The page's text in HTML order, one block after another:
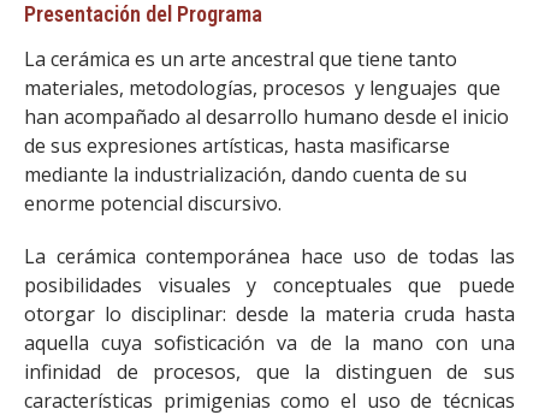
Presentación del Programa
La cerámica es un arte ancestral que tiene tanto
materiales, metodologías, procesos y lenguajes que
han acompañado al desarrollo humano desde el inicio
de sus expresiones artísticas, hasta masificarse
mediante la industrialización, dando cuenta de su
enorme potencial discursivo.
La cerámica contemporánea hace uso de todas las
posibilidades visuales y conceptuales que puede
otorgar lo disciplinar: desde la materia cruda hasta
aquella cuya sofisticación va de la mano con una
infinidad de procesos, que la distinguen de sus
características primigenias como el uso de técnicas